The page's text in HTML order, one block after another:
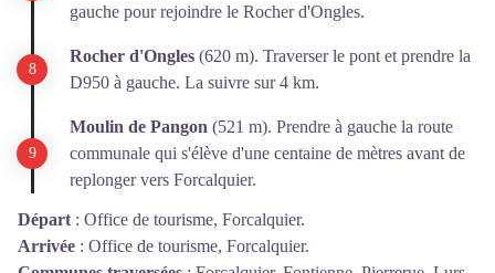
gauche pour rejoindre le Rocher d'Ongles.
Rocher d'Ongles (620 m). Traverser le pont et prendre la
D950 à gauche. La suivre sur 4 km.
Moulin de Pangon (521 m). Prendre à gauche la route
communale qui s'élève d'une centaine de mètres avant de
replonger vers Forcalquier.
Départ : Office de tourisme, Forcalquier.
Arrivée : Office de tourisme, Forcalquier.